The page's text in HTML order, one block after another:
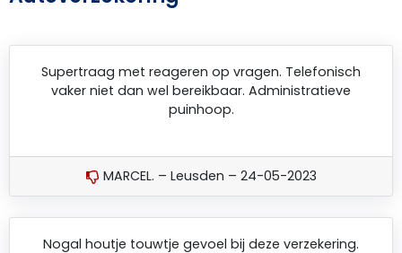
Supertraag met reageren op vragen. Telefonisch
vaker niet dan wel bereikbaar. Administratieve
puinhoop.
MARCEL. – Leusden – 24-05-2023
Nogal houtje touwtje gevoel bij deze verzekering.